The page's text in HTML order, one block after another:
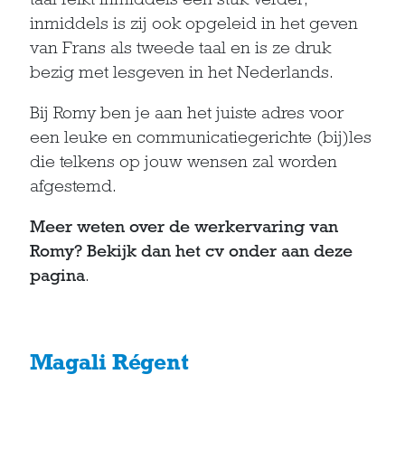
inmiddels is zij ook opgeleid in het geven
van Frans als tweede taal en is ze druk
bezig met lesgeven in het Nederlands.
Bij Romy ben je aan het juiste adres voor
een leuke en communicatiegerichte (bij)les
die telkens op jouw wensen zal worden
afgestemd.
Meer weten over de werkervaring van
Romy? Bekijk dan het cv onder aan deze
pagina.
Magali Régent